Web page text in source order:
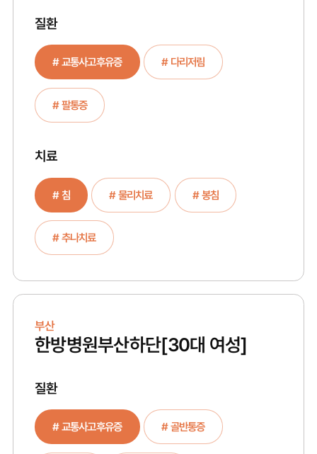
질환
# 교통사고후유증 # 다리저림
# 팔통증
치료
# 침 # 물리치료 # 봉침
# 추나치료
부산
한방병원부산하단[30대 여성]
질환
# 교통사고후유증 # 골반통증